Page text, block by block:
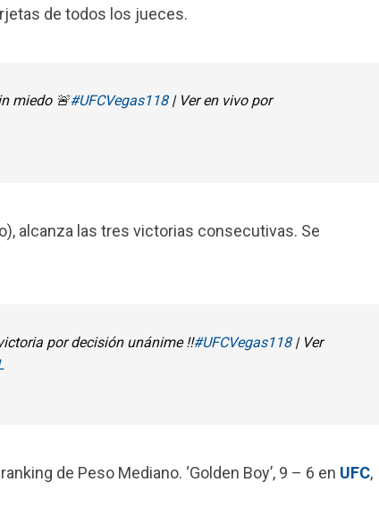
de todos los jueces.
miedo 🚨#UFCVegas118| Ver en vivo por
alcanza las tres victorias consecutivas. Se
por decisión unánime ‼️#UFCVegas118| Ver
de Peso Mediano. ‘Golden Boy’, 9 – 6 en UFC,